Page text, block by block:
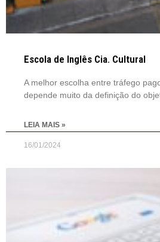
Escola de Inglês Cia. Cultural
A melhor escolha entre tráfego
depende muito da definição do
LEIA MAIS »
16/01/2024